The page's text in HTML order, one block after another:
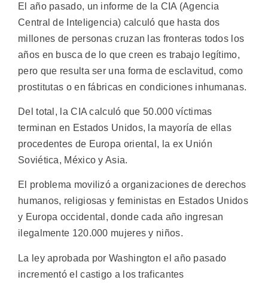
El año pasado, un informe de la CIA (Agencia
Central de Inteligencia) calculó que hasta dos
millones de personas cruzan las fronteras todos los
años en busca de lo que creen es trabajo legítimo,
pero que resulta ser una forma de esclavitud, como
prostitutas o en fábricas en condiciones inhumanas.
Del total, la CIA calculó que 50.000 víctimas
terminan en Estados Unidos, la mayoría de ellas
procedentes de Europa oriental, la ex Unión
Soviética, México y Asia.
El problema movilizó a organizaciones de derechos
humanos, religiosas y feministas en Estados Unidos
y Europa occidental, donde cada año ingresan
ilegalmente 120.000 mujeres y niños.
La ley aprobada por Washington el año pasado
incrementó el castigo a los traficantes